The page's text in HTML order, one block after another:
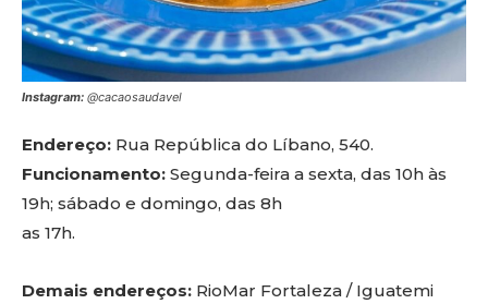
Instagram: @cacaosaudavel
Endereço: Rua República do Líbano, 540.
Funcionamento: Segunda-feira a sexta, das 10h às
19h; sábado e domingo, das 8h
as 17h.
Demais endereços: RioMar Fortaleza / Iguatemi